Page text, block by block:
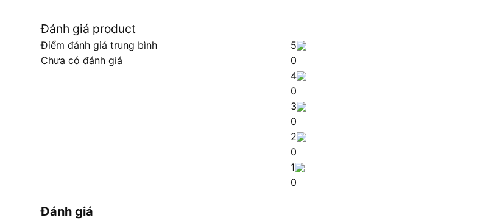
Đánh giá product
Điểm đánh giá trung bình
Chưa có đánh giá
5
0
4
0
3
0
2
0
1
0
Đánh giá